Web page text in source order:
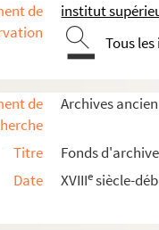
de
institut
Tous
de
Archives
Titre
Fonds
Date
XVIIIesiècle-
E 325. JEBEILY, Anne
E 326. JING, Quian
E 328. JOURET, Quentin